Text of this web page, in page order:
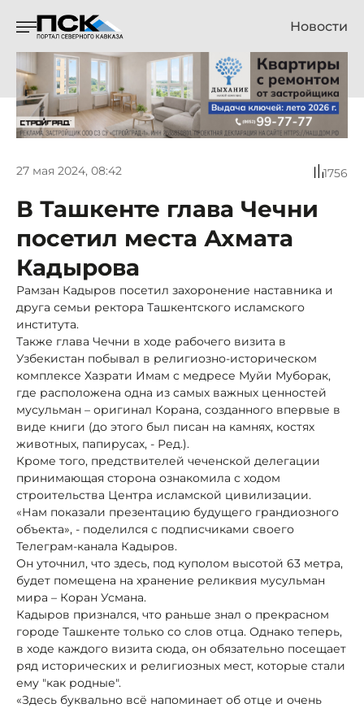
Новости
27 мая 2024, 08:42 1756
В Ташкенте глава Чечни
посетил места Ахмата
Кадырова
Рамзан Кадыров посетил захоронение наставника и
друга семьи ректора Ташкентского исламского
института.
Также глава Чечни в ходе рабочего визита в
Узбекистан побывал в религиозно-историческом
комплексе Хазрати Имам с медресе Муйи Муборак,
где расположена одна из самых важных ценностей
мусульман – оригинал Корана, созданного впервые в
виде книги (до этого был писан на камнях, костях
животных, папирусах, - Ред.).
Кроме того, предствителей чеченской делегации
принимающая сторона ознакомила с ходом
строительства Центра исламской цивилизации.
«Нам показали презентацию будущего грандиозного
объекта», - поделился с подписчиками своего
Телеграм-канала Кадыров.
Он уточнил, что здесь, под куполом высотой 63 метра,
будет помещена на хранение реликвия мусульман
мира – Коран Усмана.
Кадыров признался, что раньше знал о прекрасном
городе Ташкенте только со слов отца. Однако теперь,
в ходе каждого визита сюда, он обязательно посещает
ряд исторических и религиозных мест, которые стали
ему "как родные".
«Здесь буквально всё напоминает об отце и очень